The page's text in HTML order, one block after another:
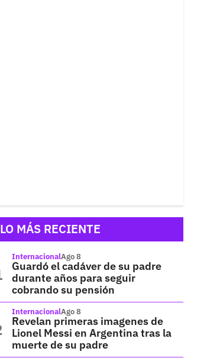
LO MÁS RECIENTE
InternacionalAgo 8
Guardó el cadáver de su padre
durante años para seguir
cobrando su pensión
InternacionalAgo 8
Revelan primeras imagenes de
Lionel Messi en Argentina tras la
muerte de su padre